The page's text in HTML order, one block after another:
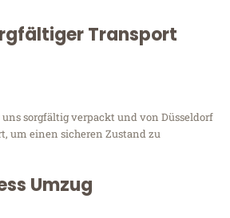
Transport
sorgfältig verpackt und von Düsseldorf
um einen sicheren Zustand zu
Umzug